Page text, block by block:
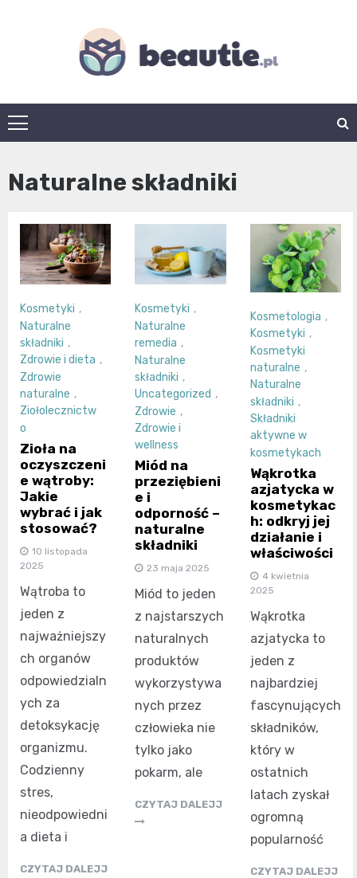
beautie.pl
Naturalne składniki
Kosmetyki ,
Naturalne
składniki ,
Zdrowie i dieta ,
Zdrowie
naturalne ,
Ziołolecznictw
o
Zioła na
oczyszczeni
e wątroby:
Jakie
wybrać i jak
stosować?
10 listopada
2025
Wątroba to
jeden z
najważniejszy
ch organów
odpowiedzialn
ych za
detoksykację
organizmu.
Codzienny
stres,
nieodpowiedni
a dieta i
CZYTAJ DALEJJ
Kosmetyki ,
Naturalne
remedia ,
Naturalne
składniki ,
Uncategorized ,
Zdrowie ,
Zdrowie i
wellness
Miód na
przeziębieni
e i
odporność –
naturalne
składniki
23 maja 2025
Miód to jeden
z najstarszych
naturalnych
produktów
wykorzystywa
nych przez
człowieka nie
tylko jako
pokarm, ale
CZYTAJ DALEJJ
Kosmetologia ,
Kosmetyki ,
Kosmetyki
naturalne ,
Naturalne
składniki ,
Składniki
aktywne w
kosmetykach
Wąkrotka
azjatycka w
kosmetykac
h: odkryj jej
działanie i
właściwości
4 kwietnia
2025
Wąkrotka
azjatycka to
jeden z
najbardziej
fascynujących
składników,
który w
ostatnich
latach zyskał
ogromną
popularność
CZYTAJ DALEJJ